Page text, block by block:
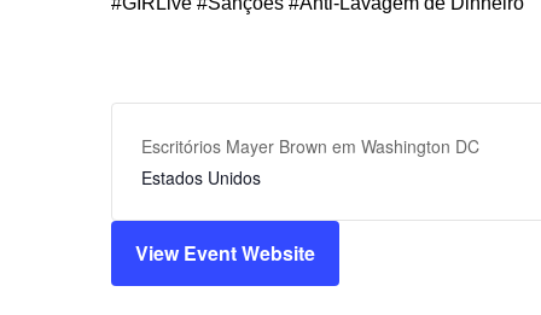
Escritórios Mayer Brown em Washington DC
Estados Unidos
View Event Website